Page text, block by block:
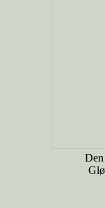
Den